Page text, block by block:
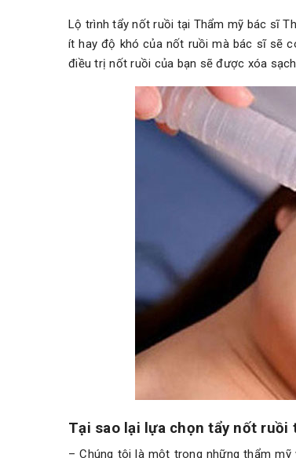
Lộ trình tẩy nốt ruồi tại Thẩm mỹ bác sĩ
ít hay độ khó của nốt ruồi mà bác sĩ sẽ
điều trị nốt ruồi của bạn sẽ được xóa
Tại sao lại lựa chọn tẩy nốt ruồi
– Chúng tôi là một trong những thẩm